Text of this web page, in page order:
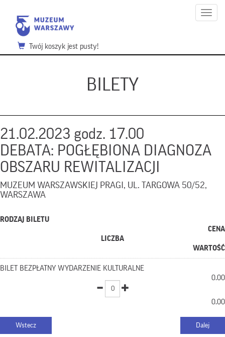
Menu
Twój koszyk jest pusty!
BILETY
21.02.2023 godz. 17.00
DEBATA: POGŁĘBIONA DIAGNOZA
OBSZARU REWITALIZACJI
MUZEUM WARSZAWSKIEJ PRAGI, UL. TARGOWA 50/52,
WARSZAWA
RODZAJ BILETU
CENA
LICZBA
WARTOŚĆ
BILET BEZPŁATNY WYDARZENIE KULTURALNE
0.00
0.00